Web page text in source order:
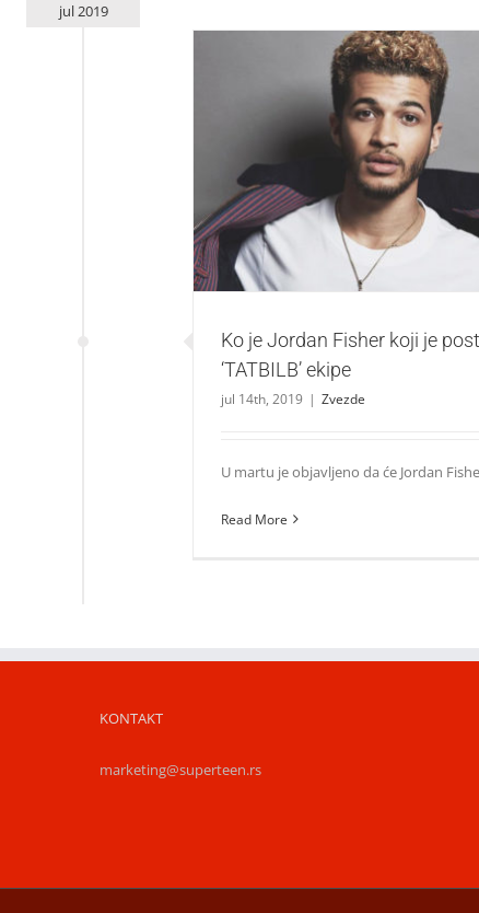
jul 2019
Ko je Jordan Fisher koji je postao deo
Zvezde
Ko je Jordan Fisher koji je
‘TATBILB’ ekipe
jul 14th, 2019 | Zvezde
U martu je objavljeno da će Jordan
Read More
KONTAKT
marketing@superteen.rs